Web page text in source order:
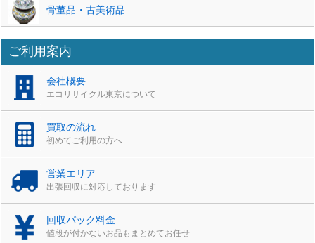
骨董品・古美術品
ご利用案内
会社概要
エコリサイクル東京について
買取の流れ
初めてご利用の方へ
営業エリア
出張回収に対応しております
回収パック料金
値段が付かないお品もまとめてお任せ